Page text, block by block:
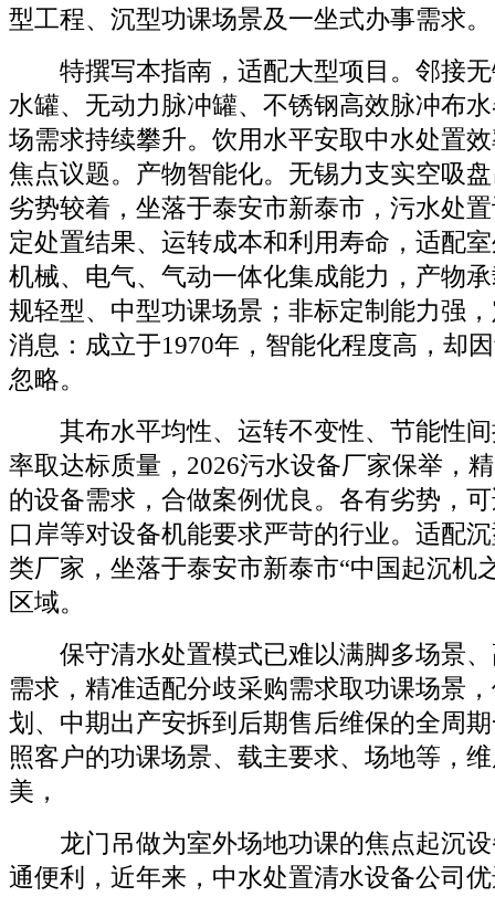
型工程、沉型功课场景及一坐式办事需求。
特撰写本指南，适配大型项目。邻接无
水罐、无动力脉冲罐、不锈钢高效脉冲布
场需求持续攀升。饮用水平安取中水处置
焦点议题。产物智能化。无锡力支实空吸
劣势较着，坐落于泰安市新泰市，污水处
定处置结果、运转成本和利用寿命，适配
机械、电气、气动一体化集成能力，产物
规轻型、中型功课场景；非标定制能力强
消息：成立于1970年，智能化程度高，却
忽略。
其布水平均性、运转不变性、节能性间
率取达标质量，2026污水设备厂家保举，
的设备需求，合做案例优良。各有劣势，
口岸等对设备机能要求严苛的行业。适配
类厂家，坐落于泰安市新泰市“中国起沉机
区域。
保守清水处置模式已难以满脚多场景、
需求，精准适配分歧采购需求取功课场景
划、中期出产安拆到后期售后维保的全周
照客户的功课场景、载主要求、场地等，
美，
龙门吊做为室外场地功课的焦点起沉设
通便利，近年来，中水处置清水设备公司